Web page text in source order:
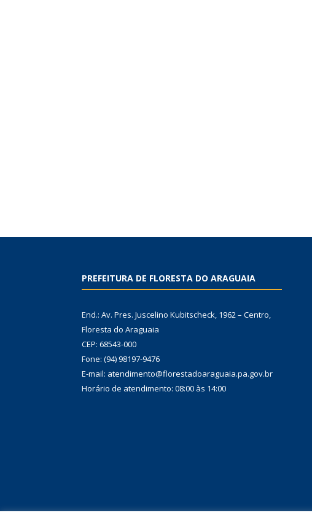
PREFEITURA DE FLORESTA DO ARAGUAIA
End.: Av. Pres. Juscelino Kubitscheck, 1962 – Centro,
Floresta do Araguaia
CEP: 68543-000
Fone: (94) 98197-9476
E-mail: atendimento@florestadoaraguaia.pa.gov.br
Horário de atendimento: 08:00 às 14:00